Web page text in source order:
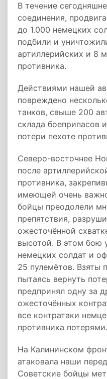
В течение
соединения,
до 1.000 немецких
подбили и
артиллерийских и 8
противника.
Действиями нашей
повреждено
танков, свыше 200
склада боеприпасов
потери пехоте
Северо-восточнее
после
противника,
имеющей очень
бойцы преодолели
препятствия,
ожесточённой
высотой. В этом бою
немецких солдат и
25 пулемётов. Взяты
пытаясь вернуть
предпринял одну за
ожесточённых
все контратаки
противника потерями.
На Калининском
атаковала наши
Советские бойцы